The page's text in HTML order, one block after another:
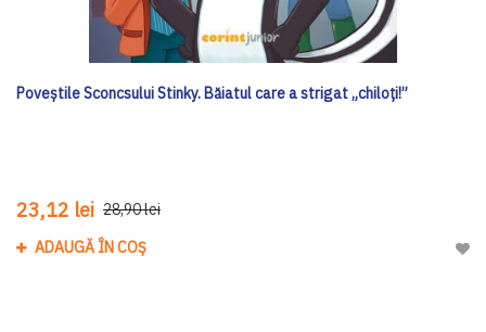
Poveștile Sconcsului Stinky. Băiatul care a strigat „chiloți!”
23,12 lei 28,90 lei
ADAUGĂ ÎN COȘ